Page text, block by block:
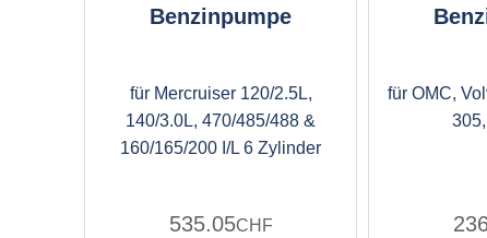
Benzinpumpe
für Mercruiser 120/2.5L,
140/3.0L, 470/485/488 &
160/165/200 I/L 6 Zylinder
535.05CHF
für OMC,